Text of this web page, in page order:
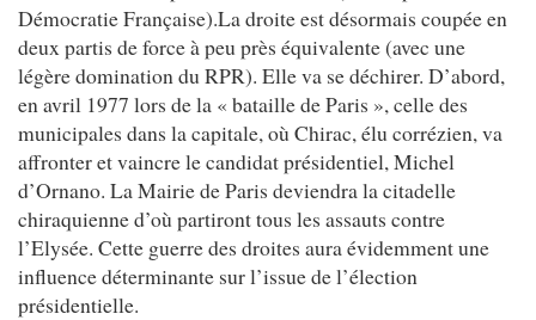
Démocratie Française).La droite est désormais coupée en
deux partis de force à peu près équivalente (avec une
légère domination du RPR). Elle va se déchirer. D’abord,
en avril 1977 lors de la « bataille de Paris », celle des
municipales dans la capitale, où Chirac, élu corrézien, va
affronter et vaincre le candidat présidentiel, Michel
d’Ornano. La Mairie de Paris deviendra la citadelle
chiraquienne d’où partiront tous les assauts contre
l’Elysée. Cette guerre des droites aura évidemment une
influence déterminante sur l’issue de l’élection
présidentielle.